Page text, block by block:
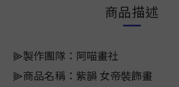
商品描述
⫸製作團隊：阿喵畫社
⫸商品名稱：紫韻 女帝裝飾畫